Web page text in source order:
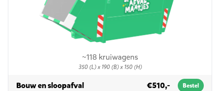
~118 kruiwagens
350 (L) x 190 (B) x 150 (H)
Bouw en sloopafvalin 10m³ €510,- Bestel